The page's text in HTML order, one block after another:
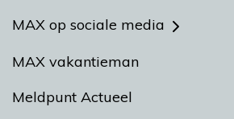
MAX op sociale media
MAX vakantieman
Meldpunt Actueel